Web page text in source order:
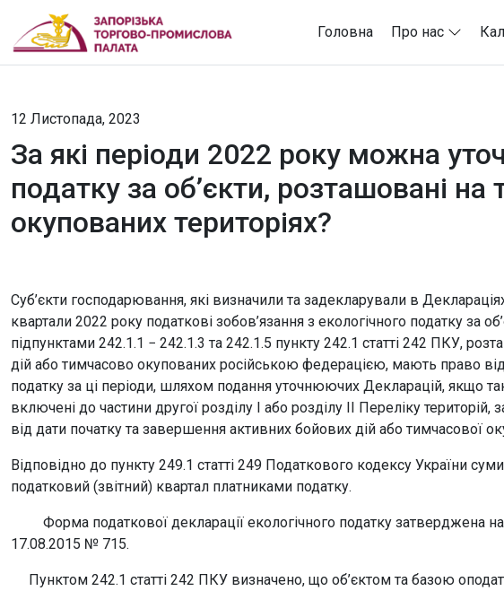
Головна Про нас
12 Листопада, 2023
За які періоди 2022 року можна
податку за об’єкти, розташовані
окупованих територіях?
Суб’єкти господарювання, які визначили та задекларували в Деклараціях
квартали 2022 року податкові зобов’язання з екологічного податку за
підпунктами 242.1.1 − 242.1.3 та 242.1.5 пункту 242.1 статті 242 ПКУ,
дій або тимчасово окупованих російською федерацією, мають право
податку за ці періоди, шляхом подання уточнюючих Декларацій, якщо
включені до частини другої розділу І або розділу ІІ Переліку
від дати початку та завершення активних бойових дій або тимчасової
Відповідно до пункту 249.1 статті 249 Податкового кодексу України
податковий (звітний) квартал платниками податку.
Форма податкової декларації екологічного податку затверджена
17.08.2015 № 715.
Пунктом 242.1 статті 242 ПКУ визначено, що об’єктом та базою